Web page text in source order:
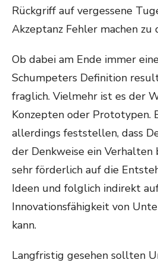
Rückgriff auf vergessene
Akzeptanz Fehler machen zu
Ob dabei am Ende immer
Schumpeters Definition
fraglich. Vielmehr ist es der
Konzepten oder Prototypen.
allerdings feststellen, dass
der Denkweise ein Verhalten
sehr förderlich auf die
Ideen und folglich indirekt
Innovationsfähigkeit von
kann.
Langfristig gesehen sollten